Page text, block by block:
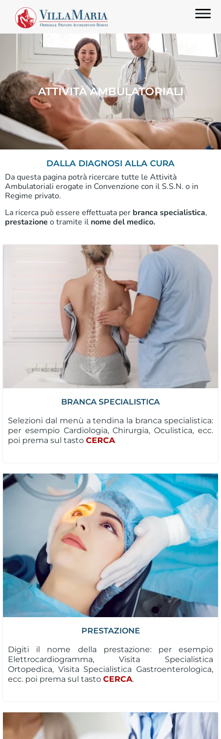
ATTIVITÀ AMBULATORIALI
DALLA DIAGNOSI ALLA CURA
Da questa pagina potrà ricercare tutte le Attività
Ambulatoriali erogate in Convenzione con il S.S.N. o in
Regime privato.
La ricerca può essere effettuata per branca specialistica,
prestazione o tramite il nome del medico.
BRANCA SPECIALISTICA
Selezioni dal menù a tendina la branca specialistica:
per esempio Cardiologia, Chirurgia, Oculistica, ecc.
poi prema sul tasto CERCA
PRESTAZIONE
Digiti il nome della prestazione: per esempio
Elettrocardiogramma, Visita Specialistica
Ortopedica, Visita Specialistica Gastroenterologica,
ecc. poi prema sul tasto CERCA.